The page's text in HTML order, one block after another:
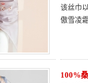
该丝巾
傲雪凌
100%